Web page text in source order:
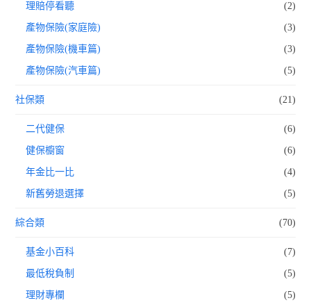
理賠停看聽 (2)
產物保險(家庭險) (3)
產物保險(機車篇) (3)
產物保險(汽車篇) (5)
社保類 (21)
二代健保 (6)
健保櫥窗 (6)
年金比一比 (4)
新舊勞退選擇 (5)
綜合類 (70)
基金小百科 (7)
最低稅負制 (5)
理財專欄 (5)